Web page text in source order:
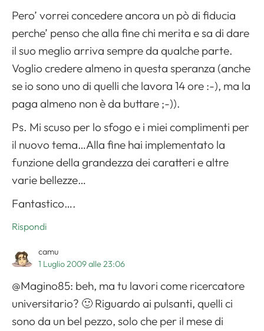
Pero’ vorrei concedere ancora un pò di fiducia
perche’ penso che alla fine chi merita e sa di dare
il suo meglio arriva sempre da qualche parte.
Voglio credere almeno in questa speranza (anche
se io sono uno di quelli che lavora 14 ore :-), ma la
paga almeno non è da buttare ;-)).
Ps. Mi scuso per lo sfogo e i miei complimenti per
il nuovo tema…Alla fine hai implementato la
funzione della grandezza dei caratteri e altre
varie bellezze…
Fantastico….
Rispondi
camu
1 Luglio 2009 alle 23:06
@Magino85: beh, ma tu lavori come ricercatore
universitario? 🙂 Riguardo ai pulsanti, quelli ci
sono da un bel pezzo, solo che per il mese di